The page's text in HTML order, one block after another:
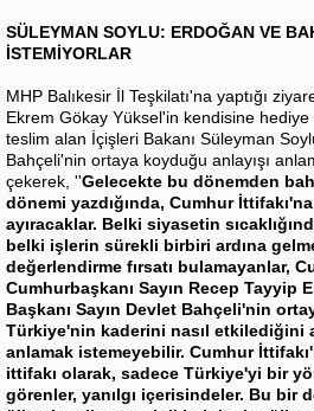
SÜLEYMAN SOYLU: ERDOĞAN VE
İSTEMİYORLAR
MHP Balıkesir İl Teşkilatı'na yaptığı
Ekrem Gökay Yüksel'in kendisine hediye
teslim alan İçişleri Bakanı Süleyman
Bahçeli'nin ortaya koyduğu anlayışı
çekerek, ''Gelecekte bu dönemden
dönemi yazdığında, Cumhur
ayıracaklar. Belki siyasetin
belki işlerin sürekli birbiri ardına
değerlendirme fırsatı bulamayanlar,
Cumhurbaşkanı Sayın Recep Tayyip
Başkanı Sayın Devlet Bahçeli'nin
Türkiye'nin kaderini nasıl etkilediğini
anlamak istemeyebilir. Cumhur
ittifakı olarak, sadece Türkiye'yi bir
görenler, yanılgı içerisindeler. Bu bir